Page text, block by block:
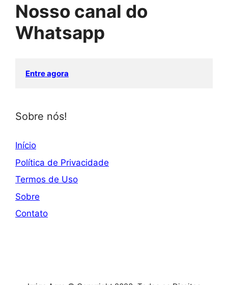
Nosso canal do
Whatsapp
Entre agora
Sobre nós!
Início
Política de Privacidade
Termos de Uso
Sobre
Contato